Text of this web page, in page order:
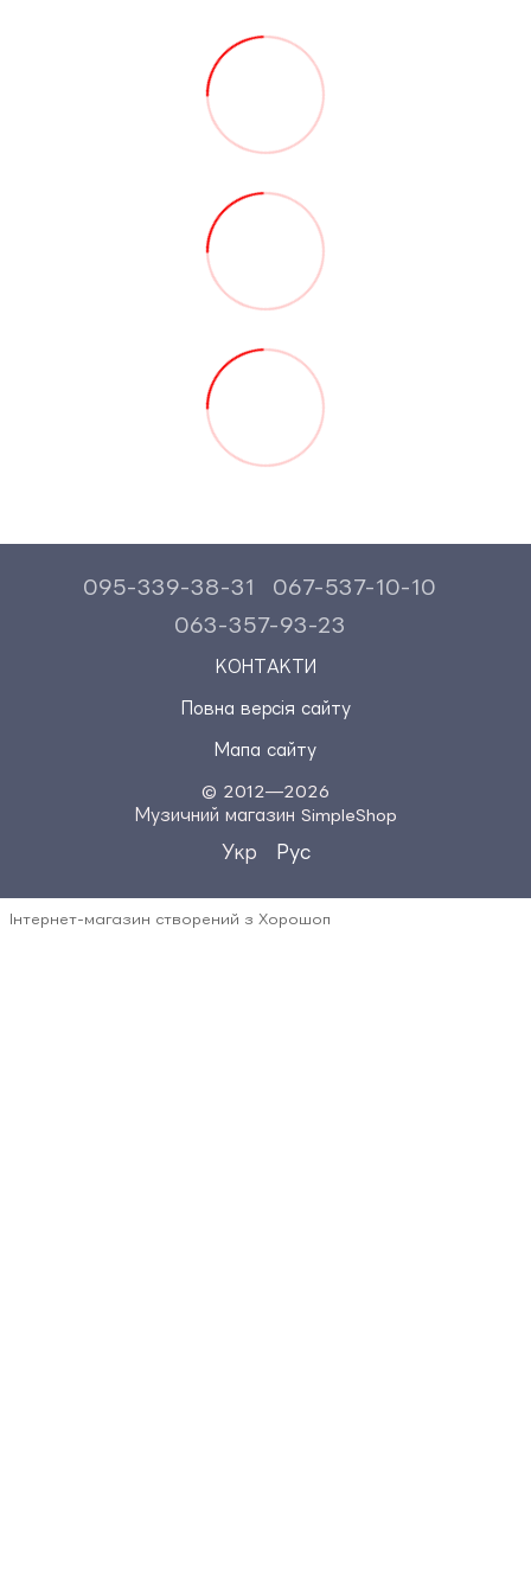
095-339-38-31
067-537-10-10
063-357-93-23
КОНТАКТИ
Повна версія сайту
Мапа сайту
© 2012—2026
Музичний магазин SimpleShop
Укр Рус
Інтернет-магазин створений з Хорошоп